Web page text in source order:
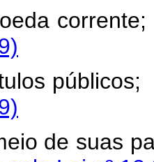
moeda
títulos
de